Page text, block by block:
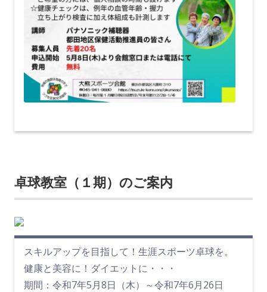
卓球教室（１期）のご案内
スキルアップを目指して！生涯スポーツ卓球を。
健康と美容に！ダイエットに・・・
期間：令和7年5月8日（木）～令和7年6月26日